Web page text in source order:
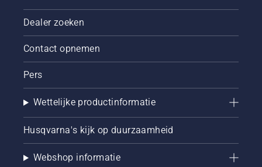
Dealer zoeken
Contact opnemen
Pers
Wettelijke productinformatie
Husqvarna's kijk op duurzaamheid
Webshop informatie